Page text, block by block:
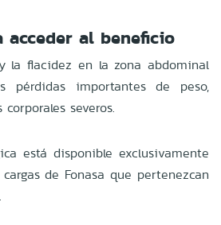
acceder al beneficio
la flacidez en la zona abdominal
pérdidas importantes de peso,
severos.
está disponible exclusivamente
de Fonasa que pertenezcan